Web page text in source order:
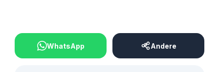
WhatsApp Andere